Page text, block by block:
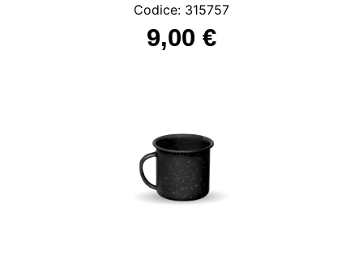
Codice: 315757
9,00 €